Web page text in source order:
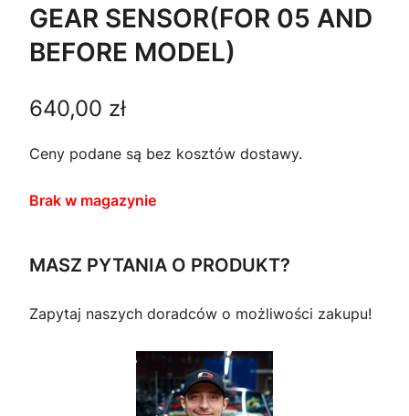
GEAR SENSOR(FOR 05 AND
BEFORE MODEL)
640,00 zł
Ceny podane są bez kosztów dostawy.
Brak w magazynie
MASZ PYTANIA O PRODUKT?
Zapytaj naszych doradców o możliwości zakupu!